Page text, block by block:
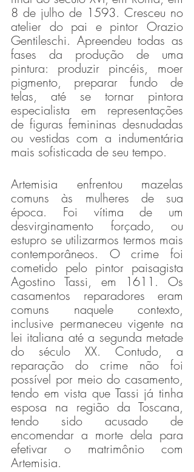
8 de julho de 1593. Cresceu no
atelier do pai e pintor Orazio
Gentileschi. Apreendeu todas as
fases da produção de uma
pintura: produzir pincéis, moer
pigmento, preparar fundo de
telas, até se tornar pintora
especialista em representações
de figuras femininas desnudadas
ou vestidas com a indumentária
mais sofisticada de seu tempo.
Artemisia enfrentou mazelas
comuns às mulheres de sua
época. Foi vítima de um
desvirginamento forçado, ou
estupro se utilizarmos termos mais
contemporâneos. O crime foi
cometido pelo pintor paisagista
Agostino Tassi, em 1611. Os
casamentos reparadores eram
comuns naquele contexto,
inclusive permaneceu vigente na
lei italiana até a segunda metade
do século XX. Contudo, a
reparação do crime não foi
possível por meio do casamento,
tendo em vista que Tassi já tinha
esposa na região da Toscana,
tendo sido acusado de
encomendar a morte dela para
efetivar o matrimônio com
Artemisia.